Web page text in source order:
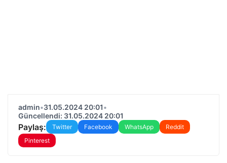
admin•31.05.2024 20:01•
Güncellendi: 31.05.2024 20:01
Paylaş: Twitter Facebook WhatsApp
Reddit
Pinterest